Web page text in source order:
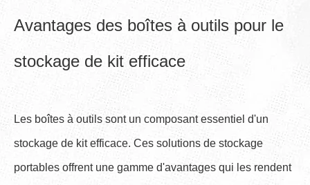
Avantages des boîtes à outils pour le
stockage de kit efficace
Les boîtes à outils sont un composant essentiel d'un
stockage de kit efficace. Ces solutions de stockage
portables offrent une gamme d'avantages qui les rendent